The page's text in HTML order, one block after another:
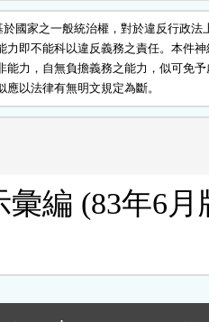
國家之一般統治權，對於違反行政法
能力即不能科以違反義務之責任。本件
非能力，自無負擔義務之能力，似可免
似應以法律有無明文規定為斷。
彙編 (83年6月